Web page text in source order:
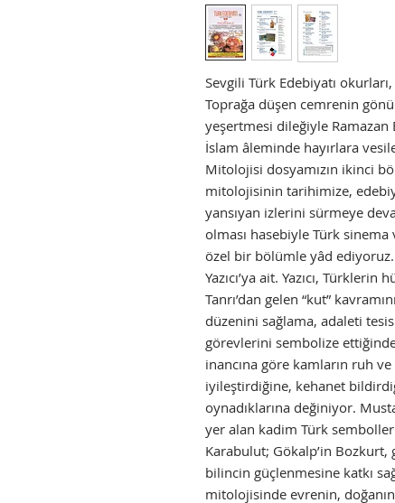
Sevgili Türk Edebiyatı okurları,
Toprağa düşen cemrenin
yeşertmesi dileğiyle Ramazan
İslam âleminde hayırlara
Mitolojisi dosyamızın ikinci
mitolojisinin tarihimize,
yansıyan izlerini sürmeye
olması hasebiyle Türk sinema
özel bir bölümle yâd
Yazıcı’ya ait. Yazıcı,
Tanrı’dan gelen “kut”
düzenini sağlama, adaleti
görevlerini sembolize
inancına göre kamların ruh
iyileştirdiğine, kehanet
oynadıklarına değiniyor.
yer alan kadim Türk
Karabulut; Gökalp’in
bilincin güçlenmesine katkı
mitolojisinde evrenin,